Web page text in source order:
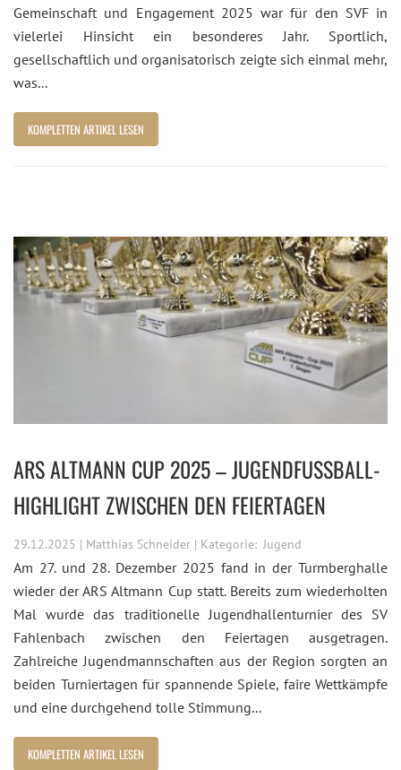
Gemeinschaft und Engagement 2025 war für den SVF in
vielerlei Hinsicht ein besonderes Jahr. Sportlich,
gesellschaftlich und organisatorisch zeigte sich einmal mehr,
was...
KOMPLETTEN ARTIKEL LESEN
ARS ALTMANN CUP 2025 – JUGENDFUSSBALL-H
IGHLIGHT ZWISCHEN DEN FEIERTAGEN
29.12.2025 | Matthias Schneider | Kategorie: Jugend
Am 27. und 28. Dezember 2025 fand in der Turmberghalle
wieder der ARS Altmann Cup statt. Bereits zum wiederholten
Mal wurde das traditionelle Jugendhallenturnier des SV
Fahlenbach zwischen den Feiertagen ausgetragen.
Zahlreiche Jugendmannschaften aus der Region sorgten an
beiden Turniertagen für spannende Spiele, faire Wettkämpfe
und eine durchgehend tolle Stimmung...
KOMPLETTEN ARTIKEL LESEN